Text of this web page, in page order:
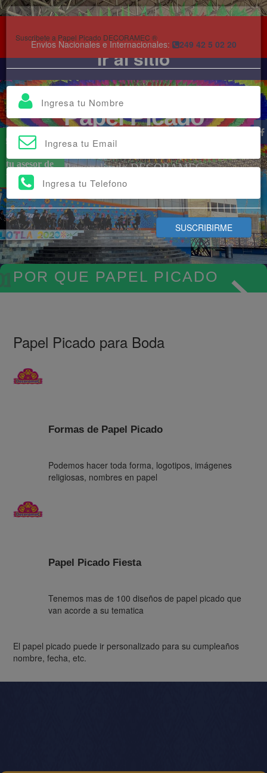
Papel Picado
Personalizado DECORAMEC
Ir al sitio
Soy
Ximena,
tu asesor de
venta
Envios Nacionales e Internacionales: 249 42 5 02 20
POR QUE PAPEL PICADO
Papel Picado para Boda
Guirnaldas Papel Picado
De las manos artesanas de pobladores de San
Salvador Huixcolotla nacen las tiras de papel
Esta artesania proviene de la cultura china
El papel picado puede ir personalizado para su cumpleaños
nombre, fecha, etc.
Suscribete a Papel Picado DECORAMEC ®